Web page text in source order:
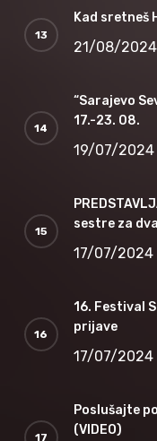
Kad sretneš
21/08/2024
“Sarajevo
17.-23. 08.
19/07/2024
sestre za
17/07/2024
16. Festival
prijave
17/07/2024
Poslušajte
(VIDEO)